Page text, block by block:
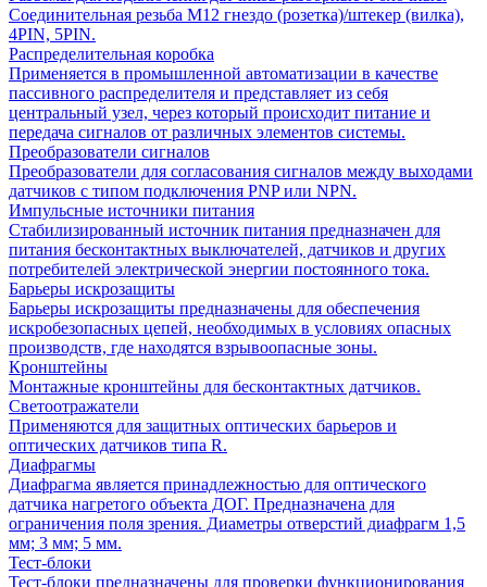
Соединительная резьба М12 гнездо (розетка)/штекер (вилка),
4PIN, 5PIN.
Распределительная коробка
Применяется в промышленной автоматизации в качестве
пассивного распределителя и представляет из себя
центральный узел, через который происходит питание и
передача сигналов от различных элементов системы.
Преобразователи сигналов
Преобразователи для согласования сигналов между выходами
датчиков с типом подключения PNP или NPN.
Импульсные источники питания
Стабилизированный источник питания предназначен для
питания бесконтактных выключателей, датчиков и других
потребителей электрической энергии постоянного тока.
Барьеры искрозащиты
Барьеры искрозащиты предназначены для обеспечения
искробезопасных цепей, необходимых в условиях опасных
производств, где находятся взрывоопасные зоны.
Кронштейны
Монтажные кронштейны для бесконтактных датчиков.
Светоотражатели
Применяются для защитных оптических барьеров и
оптических датчиков типа R.
Диафрагмы
Диафрагма является принадлежностью для оптического
датчика нагретого объекта ДОГ. Предназначена для
ограничения поля зрения. Диаметры отверстий диафрагм 1,5
мм; 3 мм; 5 мм.
Тест-блоки
Тест-блоки предназначены для проверки функционирования